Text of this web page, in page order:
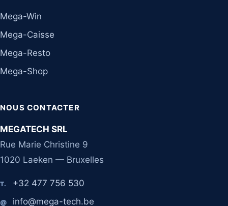
Mega-Win
Mega-Caisse
Mega-Resto
Mega-Shop
NOUS CONTACTER
MEGATECH SRL
Rue Marie Christine 9
1020 Laeken — Bruxelles
T. +32 477 756 530
@ info@mega-tech.be